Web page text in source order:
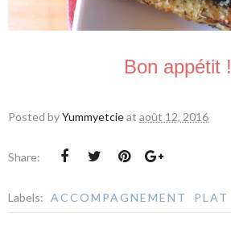
Bon appétit !
Posted byYummyetcieat août 12, 2016
Share:
Labels: ACCOMPAGNEMENT PLAT